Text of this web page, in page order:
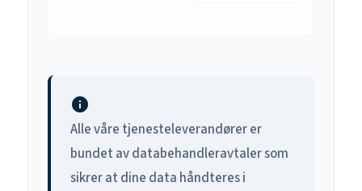
info
Alle våre tjenesteleverandører er
bundet av databehandleravtaler som
sikrer at dine data håndteres i